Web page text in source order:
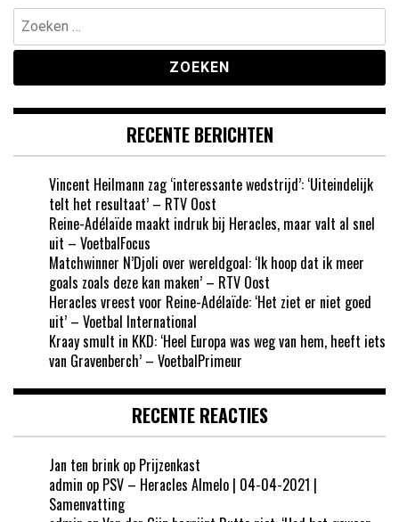
Zoeken
naar:
RECENTE BERICHTEN
Vincent Heilmann zag ‘interessante wedstrijd’: ‘Uiteindelijk
telt het resultaat’ – RTV Oost
Reine-Adélaïde maakt indruk bij Heracles, maar valt al snel
uit – VoetbalFocus
Matchwinner N’Djoli over wereldgoal: ‘Ik hoop dat ik meer
goals zoals deze kan maken’ – RTV Oost
Heracles vreest voor Reine-Adélaïde: ‘Het ziet er niet goed
uit’ – Voetbal International
Kraay smult in KKD: ‘Heel Europa was weg van hem, heeft iets
van Gravenberch’ – VoetbalPrimeur
RECENTE REACTIES
Jan ten brink op Prijzenkast
admin op PSV – Heracles Almelo | 04-04-2021 |
Samenvatting